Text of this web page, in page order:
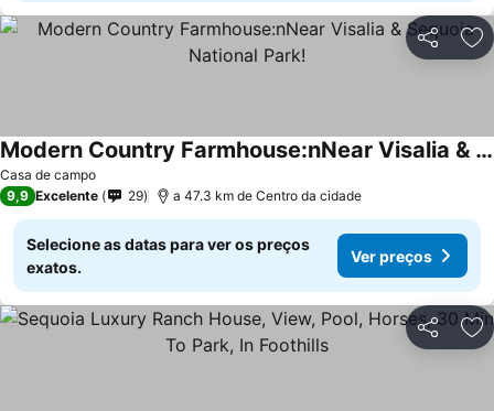
Partilhar
Casa de campo
Modern Country Farmhouse:nNear Visalia & Sequoia National Park!
Ver preços
9,9 Excelente 29 a 47.3 km de Centro da cidade
Selecione as datas para ver os preços
exatos.
Ver preços
Partilhar